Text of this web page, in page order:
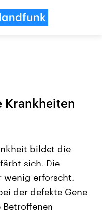
USA
Aktuelle Beiträge,
Hintergründe
Wirtschaftlich und
gehören die Vereinigten
den mächtigsten Ländern
Krankheiten
bildet die
sich. Die
wenig erforscht.
der defekte Gene